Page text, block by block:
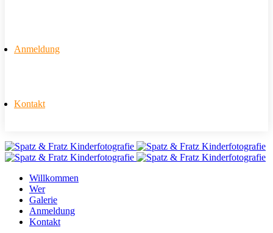
Anmeldung
Kontakt
Willkommen
Wer
Galerie
Anmeldung
Kontakt